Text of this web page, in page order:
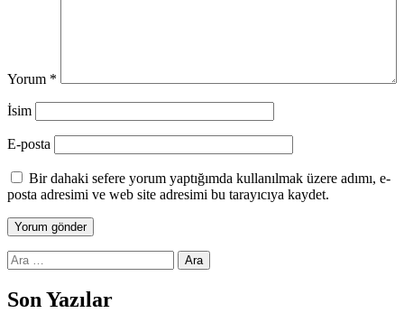
Yorum *
İsim
E-posta
Bir dahaki sefere yorum yaptığımda kullanılmak üzere adımı, e-
posta adresimi ve web site adresimi bu tarayıcıya kaydet.
Arama:
Son Yazılar